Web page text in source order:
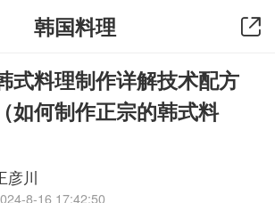
韩国料理
式料理制作详解技术配方
如何制作正宗的韩式料
彦川
8-16 17:42:50